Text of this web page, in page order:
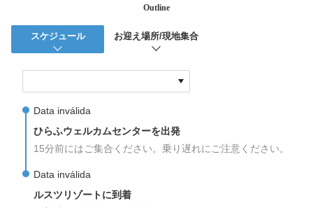
Outline
スケジュール お迎え場所/現地集合
Data inválida
ひらふウェルカムセンターを出発
15分前にはご集合ください。乗り遅れにご注意ください。
Data inválida
ルスツリゾートに到着